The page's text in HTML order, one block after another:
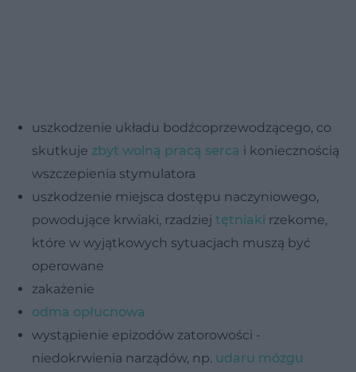
uszkodzenie układu bodźcoprzewodzącego, co
skutkuje zbyt wolną pracą serca i koniecznością
wszczepienia stymulatora
uszkodzenie miejsca dostępu naczyniowego,
powodujące krwiaki, rzadziej tętniaki rzekome,
które w wyjątkowych sytuacjach muszą być
operowane
zakażenie
odma opłucnowa
wystąpienie epizodów zatorowości -
niedokrwienia narządów, np. udaru mózgu